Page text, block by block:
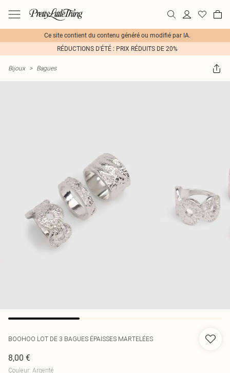
Ce site contient du contenu généré ou modifié par IA.
RÉDUCTIONS D'ÉTÉ : PRIX RÉDUITS DE 20%
Bijoux > Bagues
BOOHOO LOT DE 3 BAGUES ÉPAISSES MARTELÉES
8,00 €
Couleur: Argenté